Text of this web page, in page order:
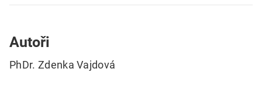
Autoři
PhDr. Zdenka Vajdová